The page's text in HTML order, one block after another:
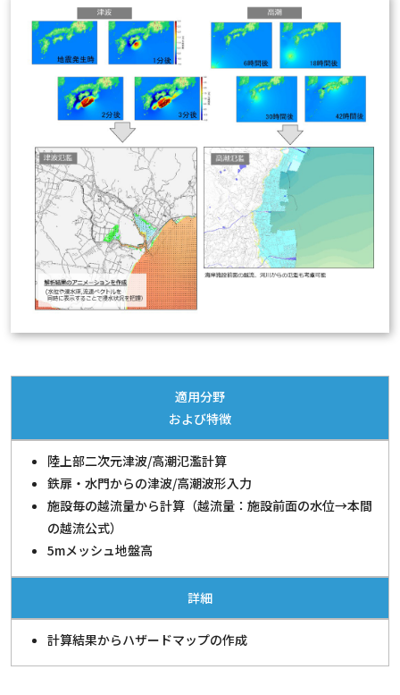
適用分野
および特徴
陸上部二次元津波/高潮氾濫計算
鉄扉・水門からの津波/高潮波形入力
施設毎の越流量から計算（越流量：施設前面の水位→本間
の越流公式）
5mメッシュ地盤高
詳細
計算結果からハザードマップの作成